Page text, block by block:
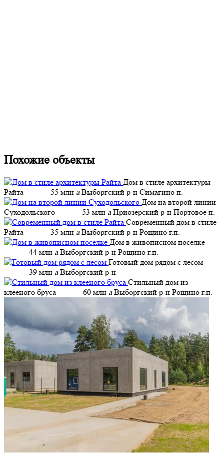
Похожие объекты
Дом в стиле архитектуры
Райта
55 млн a Выборгский р-н Симагино п.
Дом на второй линии
Суходольского
53 млн a Приозерский р-н Портовое п.
Современный дом в стиле
Райта
35 млн a Выборгский р-н Рощино г.п.
Дом в живописном поселке
44 млн a Выборгский р-н Рощино г.п.
Готовый дом рядом с лесом
39 млн a Выборгский р-н
Стильный дом из
клееного бруса
60 млн a Выборгский р-н Рощино г.п.